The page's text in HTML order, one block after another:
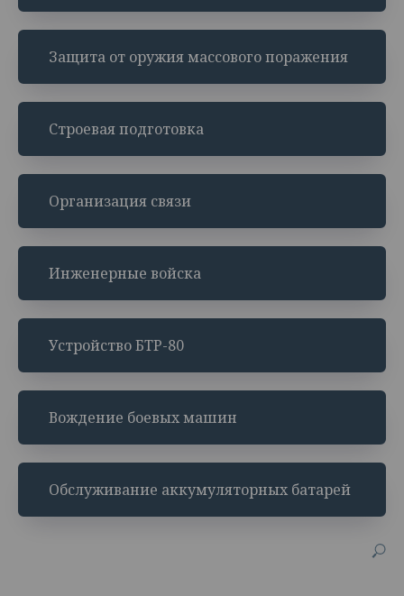
Защита от оружия массового поражения
Строевая подготовка
Организация связи
Инженерные войска
Устройство БТР-80
Вождение боевых машин
Обслуживание аккумуляторных батарей